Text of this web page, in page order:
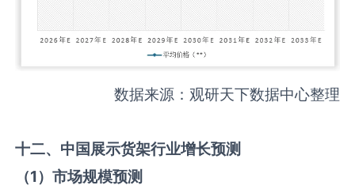
数据来源：观研天下数据中心整理
十二、中国展示货架行业增长预测
（1）市场规模预测